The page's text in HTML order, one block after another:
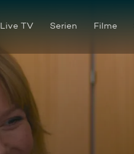
Live TV Serien Filme